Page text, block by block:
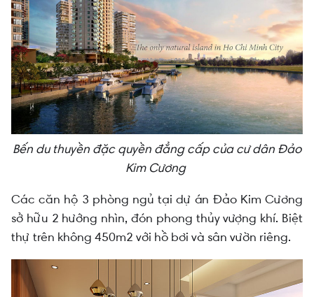
Bến du thuyền đặc quyền đẳng cấp của cư dân Đảo
Kim Cương
Các căn hộ 3 phòng ngủ tại dự án Đảo Kim Cương
sở hữu 2 hướng nhìn, đón phong thủy vượng khí. Biệt
thự trên không 450m2 với hồ bơi và sân vườn riêng.